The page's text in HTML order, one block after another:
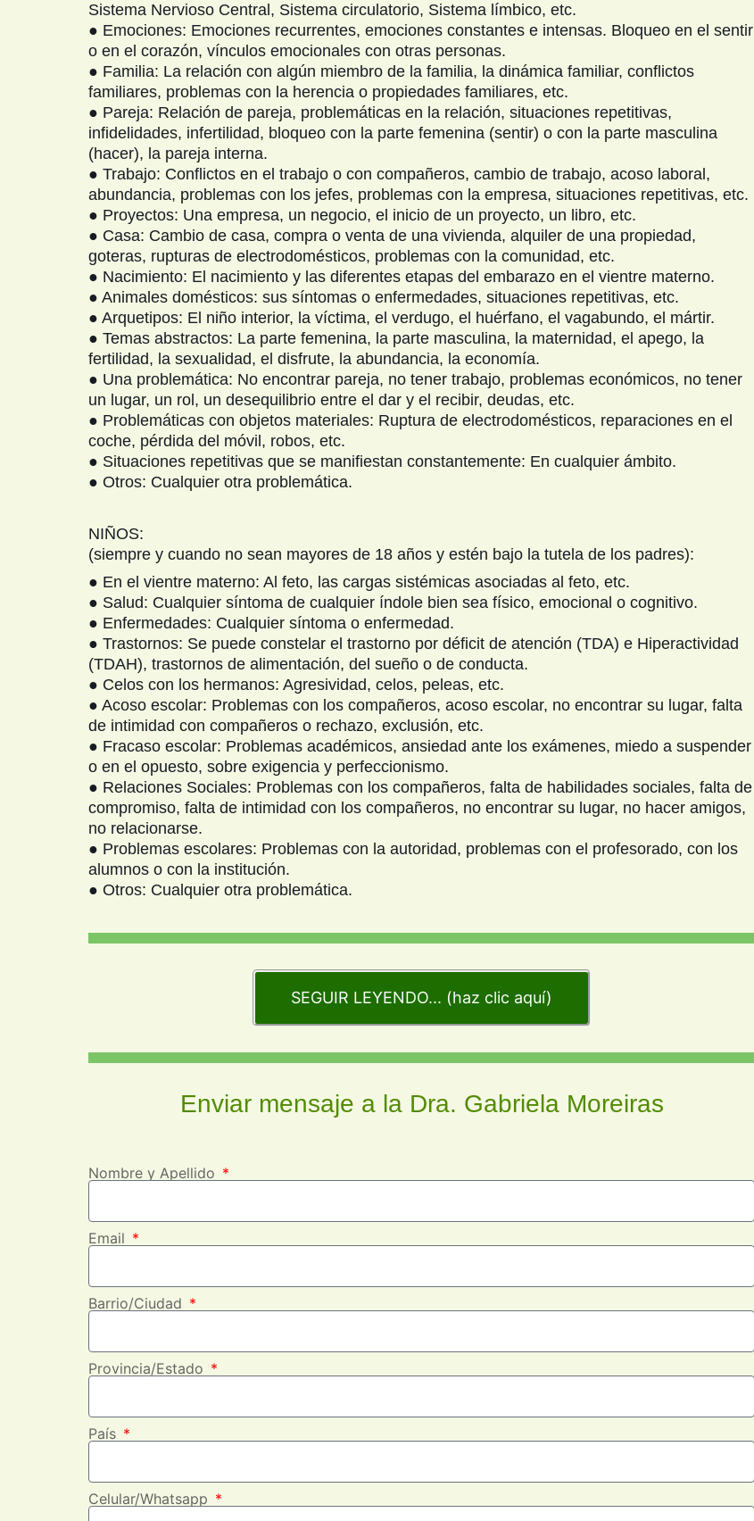
Sistema Nervioso Central, Sistema circulatorio, Sistema límbico, etc.
● Emociones: Emociones recurrentes, emociones constantes e intensas. Bloqueo en el sentir
o en el corazón, vínculos emocionales con otras personas.
● Familia: La relación con algún miembro de la familia, la dinámica familiar, conflictos
familiares, problemas con la herencia o propiedades familiares, etc.
● Pareja: Relación de pareja, problemáticas en la relación, situaciones repetitivas,
infidelidades, infertilidad, bloqueo con la parte femenina (sentir) o con la parte masculina
(hacer), la pareja interna.
● Trabajo: Conflictos en el trabajo o con compañeros, cambio de trabajo, acoso laboral,
abundancia, problemas con los jefes, problemas con la empresa, situaciones repetitivas, etc.
● Proyectos: Una empresa, un negocio, el inicio de un proyecto, un libro, etc.
● Casa: Cambio de casa, compra o venta de una vivienda, alquiler de una propiedad,
goteras, rupturas de electrodomésticos, problemas con la comunidad, etc.
● Nacimiento: El nacimiento y las diferentes etapas del embarazo en el vientre materno.
● Animales domésticos: sus síntomas o enfermedades, situaciones repetitivas, etc.
● Arquetipos: El niño interior, la víctima, el verdugo, el huérfano, el vagabundo, el mártir.
● Temas abstractos: La parte femenina, la parte masculina, la maternidad, el apego, la
fertilidad, la sexualidad, el disfrute, la abundancia, la economía.
● Una problemática: No encontrar pareja, no tener trabajo, problemas económicos, no tener
un lugar, un rol, un desequilibrio entre el dar y el recibir, deudas, etc.
● Problemáticas con objetos materiales: Ruptura de electrodomésticos, reparaciones en el
coche, pérdida del móvil, robos, etc.
● Situaciones repetitivas que se manifiestan constantemente: En cualquier ámbito.
● Otros: Cualquier otra problemática.
NIÑOS:
(siempre y cuando no sean mayores de 18 años y estén bajo la tutela de los padres):
● En el vientre materno: Al feto, las cargas sistémicas asociadas al feto, etc.
● Salud: Cualquier síntoma de cualquier índole bien sea físico, emocional o cognitivo.
● Enfermedades: Cualquier síntoma o enfermedad.
● Trastornos: Se puede constelar el trastorno por déficit de atención (TDA) e Hiperactividad
(TDAH), trastornos de alimentación, del sueño o de conducta.
● Celos con los hermanos: Agresividad, celos, peleas, etc.
● Acoso escolar: Problemas con los compañeros, acoso escolar, no encontrar su lugar, falta
de intimidad con compañeros o rechazo, exclusión, etc.
● Fracaso escolar: Problemas académicos, ansiedad ante los exámenes, miedo a suspender
o en el opuesto, sobre exigencia y perfeccionismo.
● Relaciones Sociales: Problemas con los compañeros, falta de habilidades sociales, falta de
compromiso, falta de intimidad con los compañeros, no encontrar su lugar, no hacer amigos,
no relacionarse.
● Problemas escolares: Problemas con la autoridad, problemas con el profesorado, con los
alumnos o con la institución.
● Otros: Cualquier otra problemática.
SEGUIR LEYENDO... (haz clic aquí)
Enviar mensaje a la Dra. Gabriela Moreiras
Nombre y Apellido
Email
Barrio/Ciudad
Provincia/Estado
País
Celular/Whatsapp